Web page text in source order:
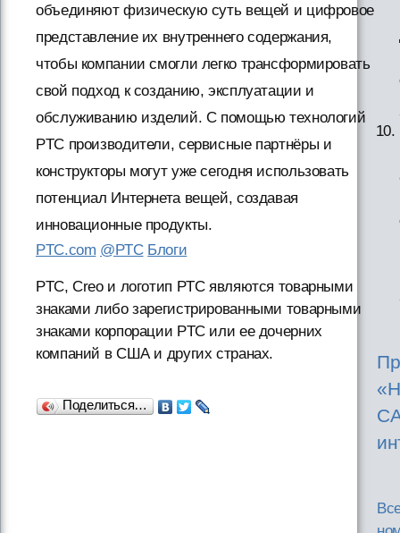
объединяют физическую суть вещей и цифровое
представление их внутреннего содержания,
чтобы компании смогли легко трансформировать
свой подход к созданию, эксплуатации и
обслуживанию изделий. С помощью технологий
PTC производители, сервисные партнёры и
конструкторы могут уже сегодня использовать
потенциал Интернета вещей, создавая
инновационные продукты.
PTC.com @PTC Блоги
PTC, Creo и логотип PTC являются товарными
знаками либо зарегистрированными товарными
знаками корпорации PTC или ее дочерних
компаний в США и других странах.
Поделиться…